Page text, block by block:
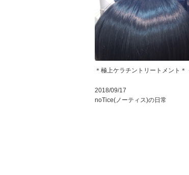
＊極上ケラチントリートメント＊
2018/09/17
noTice(ノーティス)の日常